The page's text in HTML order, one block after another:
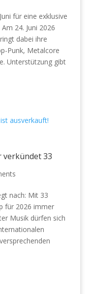
für eine exklusive
24. Juni 2026
dabei ihre
Punk, Metalcore
Unterstützung gibt
verkündet 33
nach: Mit 33
für 2026 immer
Musik dürfen sich